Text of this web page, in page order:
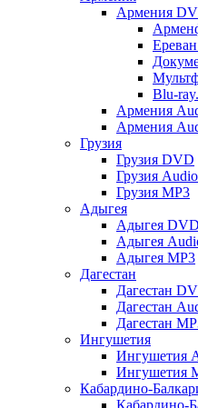
Армения
Blu-
Армения
Армения
Грузия
Грузия DVD
Грузия
Грузия MP3
Адыгея
Адыгея DVD
Адыгея
Адыгея MP3
Дагестан
Дагестан
Дагестан
Дагестан
Ингушетия
Ингушетия
Ингушетия
Кабардино-
Кабардино-